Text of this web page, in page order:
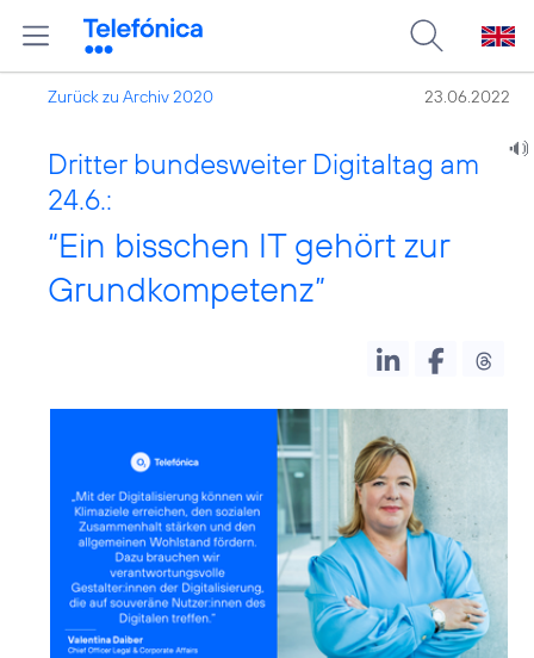
Zurück zu Archiv 2020 23.06.2022
Dritter bundesweiter Digitaltag am
24.6.:
“Ein bisschen IT gehört zur
Grundkompetenz”